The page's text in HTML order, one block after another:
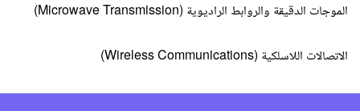
الموجات الدقيقة والروابط الراديوية (Microwave Transmission)
الاتصالات اللاسلكية (Wireless Communications)